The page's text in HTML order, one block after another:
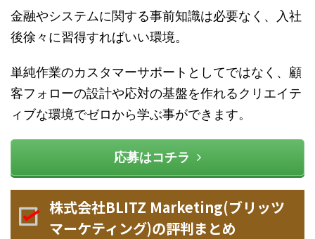
金融やシステムに関する事前知識は必要なく、入社
後徐々に習得すればいい環境。
単純作業のカスタマーサポートとしてではなく、顧
客フォローの設計や応対の基盤を作れるクリエイテ
ィブな環境でゼロから学ぶ事ができます。
応募はコチラ
株式会社BLITZ Marketing(ブリッツ
マーケティング)の評判まとめ